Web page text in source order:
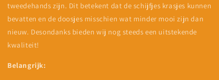
tweedehands zijn. Dit betekent dat de schijfjes krasjes kunnen
bevatten en de doosjes misschien wat minder mooi zijn dan
nieuw. Desondanks bieden wij nog steeds een uitstekende
kwaliteit!
Belangrijk: